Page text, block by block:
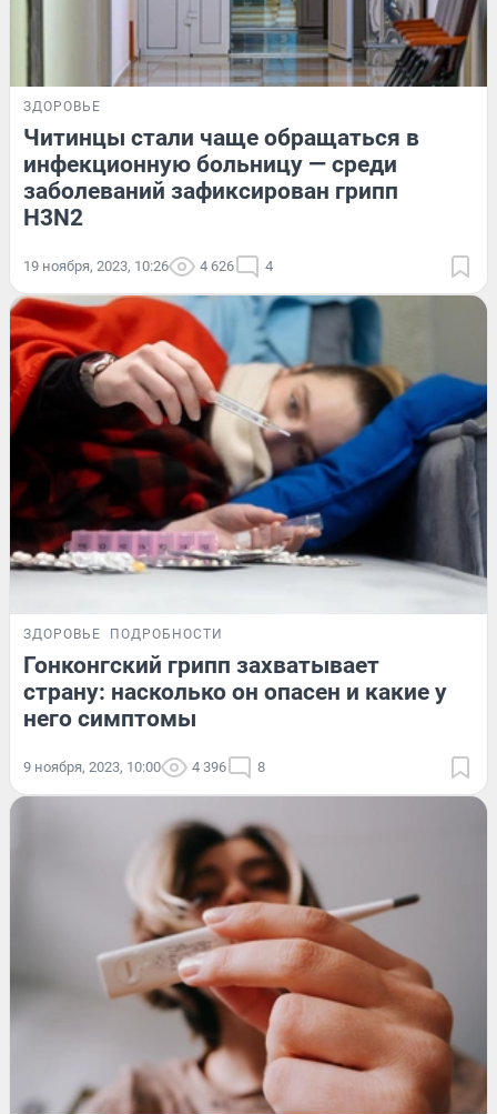
ЗДОРОВЬЕ
Читинцы стали чаще обращаться в
инфекционную больницу — среди
заболеваний зафиксирован грипп
H3N2
19 ноября, 2023, 10:26 4 626 4
ЗДОРОВЬЕ ПОДРОБНОСТИ
Гонконгский грипп захватывает
страну: насколько он опасен и какие у
него симптомы
9 ноября, 2023, 10:00 4 396 8